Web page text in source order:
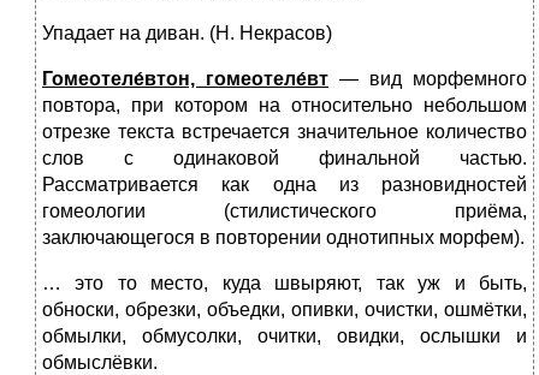
Упадает на диван. (Н. Некрасов)
Гомеотеле́втон, гомеотеле́вт — вид морфемного
повтора, при котором на относительно небольшом
отрезке текста встречается значительное количество
слов с одинаковой финальной частью.
Рассматривается как одна из разновидностей
гомеологии (стилистического приёма,
заключающегося в повторении однотипных морфем).
… это то место, куда швыряют, так уж и быть,
обноски, обрезки, объедки, опивки, очистки, ошмётки,
обмылки, обмусолки, очитки, овидки, ослышки и
обмыслёвки.